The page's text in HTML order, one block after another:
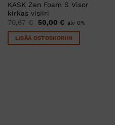
KASK Zen Foam S Visor
kirkas visiiri
70,67€
Alkuperäinen
hinta
oli:
70,67 €.
50,00 €Nykyinen
on:
50,00 €.
alv 0%
LISÄÄ OSTOSKORIIN